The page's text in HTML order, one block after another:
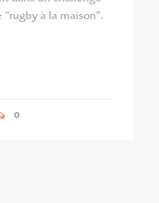
à la maison”.
0